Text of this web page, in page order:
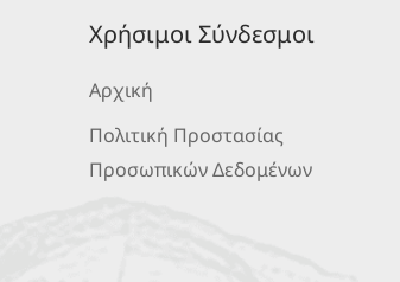
Χρήσιμοι Σύνδεσμοι
Αρχική
Πολιτική Προστασίας
Προσωπικών Δεδομένων